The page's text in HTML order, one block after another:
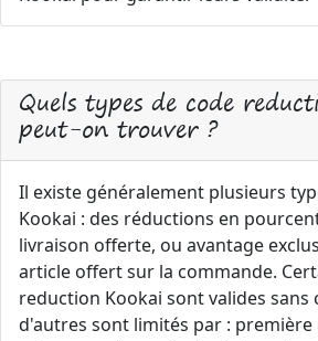
Quels types de code
peut-on trouver ?
Il existe généralement plusieurs
Kookai : des réductions en
livraison offerte, ou avantage
article offert sur la commande.
reduction Kookai sont valides sans
d'autres sont limités par :